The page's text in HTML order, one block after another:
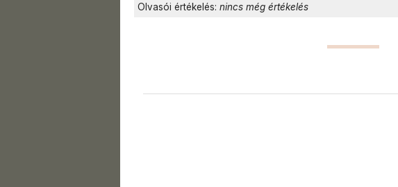
Olvasói értékelés: nincs még értékelés